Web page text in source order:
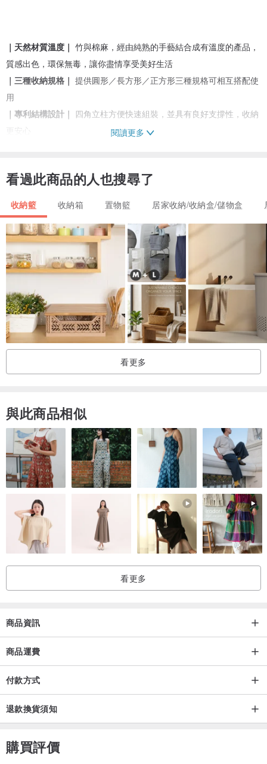
｜天然材質溫度｜ 竹與棉麻，經由純熟的手藝結合成有溫度的產品，
質感出色，環保無毒，讓你盡情享受美好生活
｜三種收納規格｜ 提供圓形／長方形／正方形三種規格可相互搭配使
用
｜專利結構設計｜ 四角立柱方便快速組裝，並具有良好支撐性，收納
更安心
▌商品規格
尺寸：圓形 - 25.6 x 25.6 x 20 H cm／長方形 - 38 x 26 x 16 H cm／
正方形 - 33 x 33 x 33 H cm
承重：5 kg
產地：中國
-----
_購買需知_
1. Gudee 產品採用全天然竹材，故有竹子自然生長的紋路、色差等現
象，因此每個產品都是獨一無二的，在不影響結構的情況下，竹子的
自然現象不屬於瑕疵品保固範圍。
2. 商品為純手工製作，故可能產生些許誤差，誤差值在1-3公分上下
3. 商品可能因拍攝或電腦螢幕顯示產生色差問題，請一律以實品為
準。
_退換貨需知_
退回。
2. 商品到貨有瑕疵，請聯繫 Gudee 客服協助。
3. 每張訂單僅提供七日猶豫期內提供乙次退貨免運服務；若於七日內
須加退商品，請自行負擔退貨運費，為避免爭議發生，請確實驗收商
品再進行退貨。
4. 若要退貨/換貨，請保持原包裝完整，商品一旦使用皆無法退換貨。
閱讀更多
看過此商品的人也搜尋了
收納籃 收納箱 置物籃 居家收納/收納盒/儲物盒
看更多
與此商品相似
看更多
商品資訊
商品運費
付款方式
退款換貨須知
購買評價